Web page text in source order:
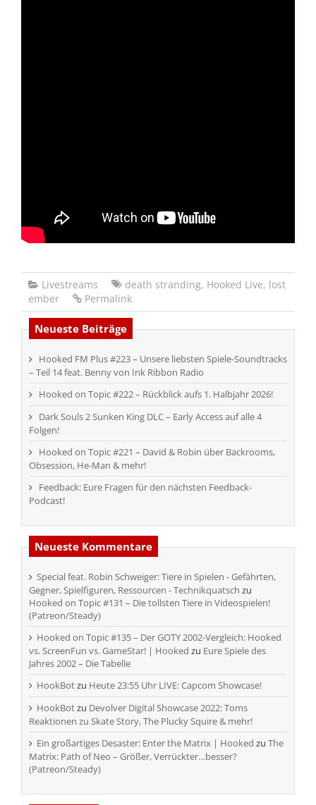
Livestreams death stranding, Hooked Live, lost
ember
Permalink
Neueste Beiträge
Hooked FM Plus #223 – Unsere liebsten Spiele-Soundtracks
– Teil 14 feat. Benny von Ink Ribbon Radio
Hooked on Topic #222 – Rückblick aufs 1. Halbjahr 2026!
Dark Souls 2 Sunken King DLC – Early Access auf alle 4
Folgen!
Hooked on Topic #221 – David & Robin über Backrooms,
Obsession, He-Man & mehr!
Feedback: Eure Fragen für den nächsten Feedback-
Podcast!
Neueste Kommentare
Special feat. Robin Schweiger: Tiere in Spielen - Gefährten,
Gegner, Spielfiguren, Ressourcen - Technikquatsch zu
Hooked on Topic #131 – Die tollsten Tiere in Videospielen!
(Patreon/Steady)
Hooked on Topic #135 – Der GOTY 2002-Vergleich: Hooked
vs. ScreenFun vs. GameStar! | Hooked zu Eure Spiele des
Jahres 2002 – Die Tabelle
HookBotzu Heute 23:55 Uhr LIVE: Capcom Showcase!
HookBotzu Devolver Digital Showcase 2022: Toms
Reaktionen zu Skate Story, The Plucky Squire & mehr!
Ein großartiges Desaster: Enter the Matrix | Hooked zu The
Matrix: Path of Neo – Größer, Verrückter…besser?
(Patreon/Steady)